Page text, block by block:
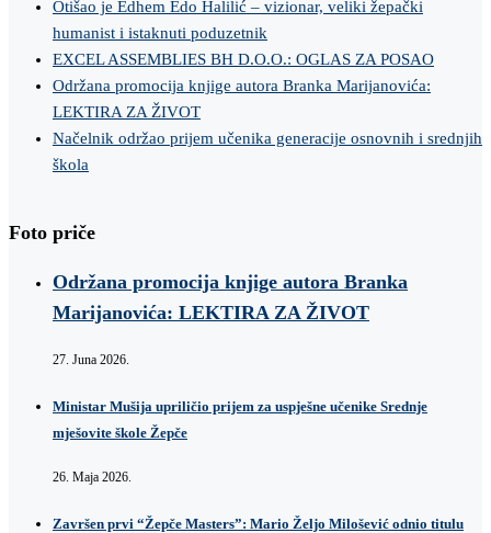
Otišao je Edhem Edo Halilić – vizionar, veliki žepački
humanist i istaknuti poduzetnik
EXCEL ASSEMBLIES BH D.O.O.: OGLAS ZA POSAO
Održana promocija knjige autora Branka Marijanovića:
LEKTIRA ZA ŽIVOT
Načelnik održao prijem učenika generacije osnovnih i srednjih
škola
Foto priče
Održana promocija knjige autora Branka
Marijanovića: LEKTIRA ZA ŽIVOT
27. Juna 2026.
Ministar Mušija upriličio prijem za uspješne učenike Srednje
mješovite škole Žepče
26. Maja 2026.
Završen prvi “Žepče Masters”: Mario Željo Milošević odnio titulu